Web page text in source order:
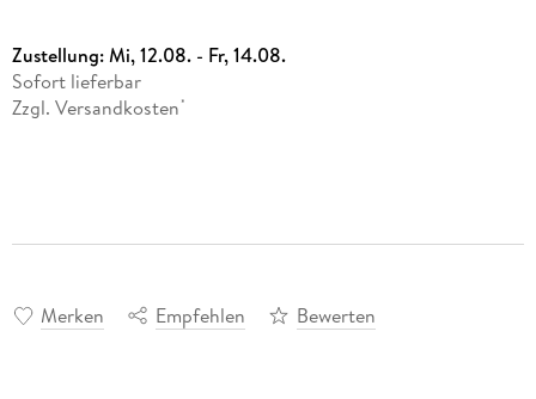
Zustellung:Mi, 12.08. - Fr, 14.08.
Sofort lieferbar
Zzgl. Versandkosten *
Merken Empfehlen Bewerten